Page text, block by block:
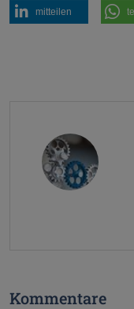
mitteilen
Kommentare